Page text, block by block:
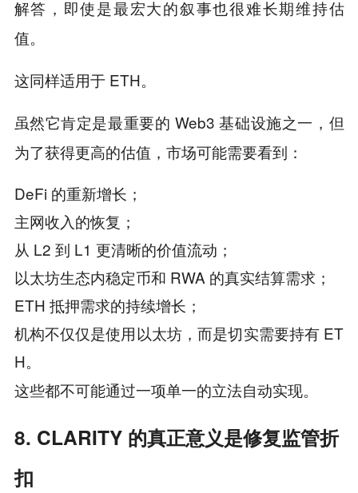
解答，即使是最宏大的叙事也很难长期维持估
值。
这同样适用于 ETH。
虽然它肯定是最重要的 Web3 基础设施之一，但
为了获得更高的估值，市场可能需要看到：
DeFi 的重新增长；
主网收入的恢复；
从 L2 到 L1 更清晰的价值流动；
以太坊生态内稳定币和 RWA 的真实结算需求；
ETH 抵押需求的持续增长；
机构不仅仅是使用以太坊，而是切实需要持有 ET
H。
这些都不可能通过一项单一的立法自动实现。
8. CLARITY 的真正意义是修复监管折
扣